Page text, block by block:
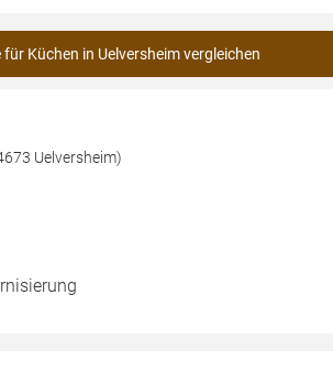
Küchen in Uelversheim vergleichen
Uelversheim)